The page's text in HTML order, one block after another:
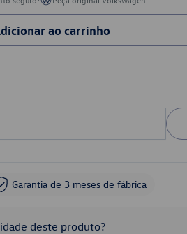
ao carrinho
Garantia de 3 meses de fábrica
deste produto?